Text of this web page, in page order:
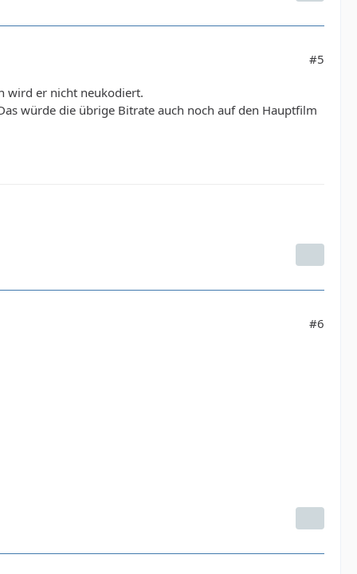
#5
wird er nicht neukodiert.
würde die übrige Bitrate auch noch auf den Hauptfilm
#6